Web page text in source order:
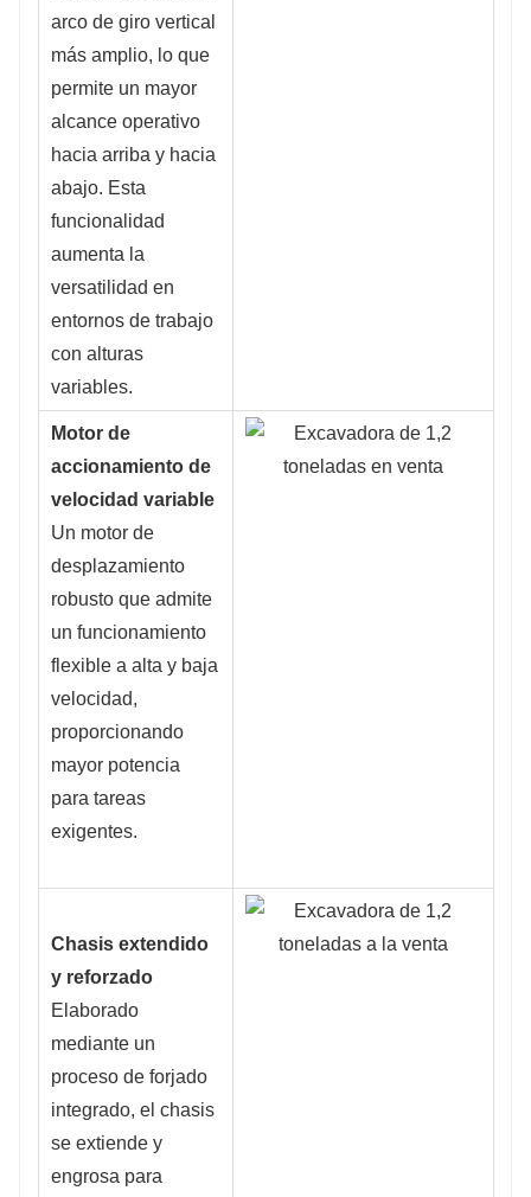
arco de giro vertical
más amplio, lo que
permite un mayor
alcance operativo
hacia arriba y hacia
abajo. Esta
funcionalidad
aumenta la
versatilidad en
entornos de trabajo
con alturas
variables.
Motor de
accionamiento de
velocidad variable
Un motor de
desplazamiento
robusto que admite
un funcionamiento
flexible a alta y baja
velocidad,
proporcionando
mayor potencia
para tareas
exigentes.
Chasis extendido
y reforzado
Elaborado
mediante un
proceso de forjado
integrado, el chasis
se extiende y
engrosa para